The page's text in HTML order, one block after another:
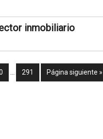
inmobiliario
291 Página siguiente »